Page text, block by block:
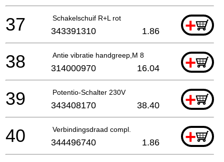
Schakelschuif R+L rot +
37 343391310 1.86
Antie vibratie handgreep,M 8 +
38 314000970 16.04
Potentio-Schalter 230V +
39 343408170 38.40
Verbindingsdraad compl. +
40 344496740 1.86